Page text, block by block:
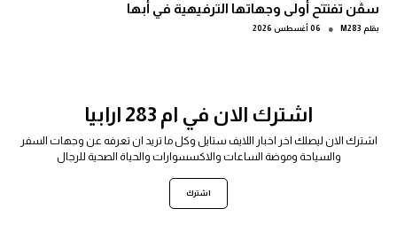
سڤن تفتتح أولى وجهاتها الترفيهية في أبها
بقلم M283
● 06 أغسطس 2026
اشترك الان في ام 283 ارابيا
اشترك الان ليصلك اخر اخبار اللايف ستايل وكل ما تريد ان تعرفه عن وجهات السفر
والسياحة وموضة الساعات والاكسسوارات والحياة الصحية للرجال
اشترك